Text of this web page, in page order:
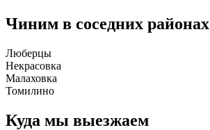
Чиним в соседних районах
Люберцы
Некрасовка
Малаховка
Томилино
Куда мы выезжаем